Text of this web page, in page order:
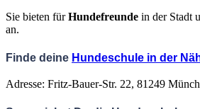
Sie bieten fürHundefreunde in der Stadt
an.
Finde deine Hundeschule in der
Adresse: Fritz-Bauer-Str. 22, 81249